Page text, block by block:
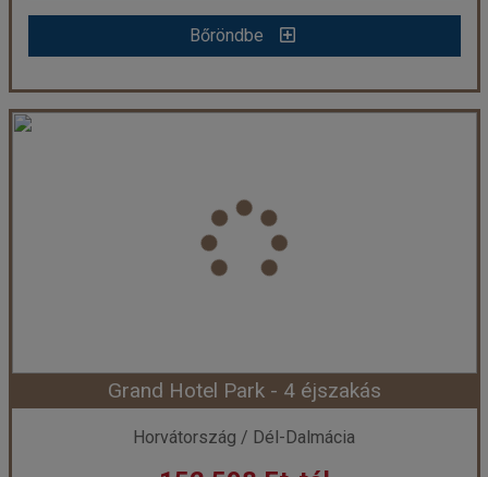
Bőröndbe
Bőröndbe
Hotel Villa Radin
Város:Vodice
Utazás módja:
Egyénileg
Ellátás:
Reggeli
Szálláskategória:Hotel ****
Időpont: 2026-09-27 | 3 éj
Grand Hotel Park - 4 éjszakás
Horvátország / Dél-Dalmácia